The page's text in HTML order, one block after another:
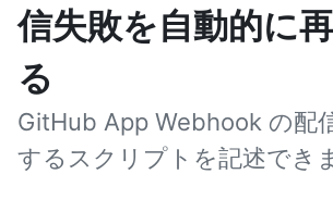
信失敗を自動的に
る
GitHub App Webhook の配
するスクリプトを記述でき